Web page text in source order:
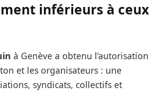
inférieurs à ceux
à Genève a obtenu l’autorisation
et les organisateurs : une
syndicats, collectifs et